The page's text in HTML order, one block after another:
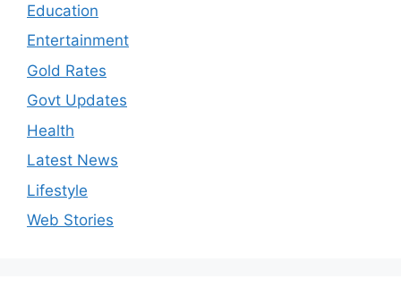
Education
Entertainment
Gold Rates
Govt Updates
Health
Latest News
Lifestyle
Web Stories